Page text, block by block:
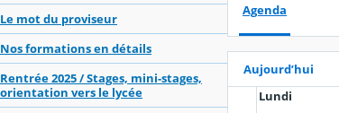
Le mot du proviseur
Nos formations en détails
Rentrée 2025 / Stages, mini-stages,
orientation vers le lycée
Agenda
Aujourd’hui
Lundi